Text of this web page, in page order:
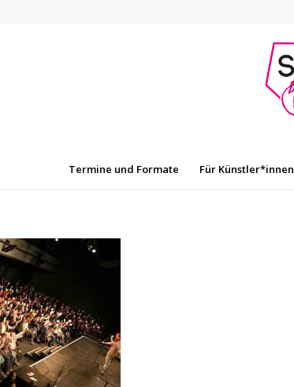
Termine und Formate Für Künstler*innen